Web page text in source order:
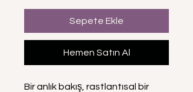
Sepete Ekle
Hemen Satın Al
Bir anlık bakış, rastlantısal bir